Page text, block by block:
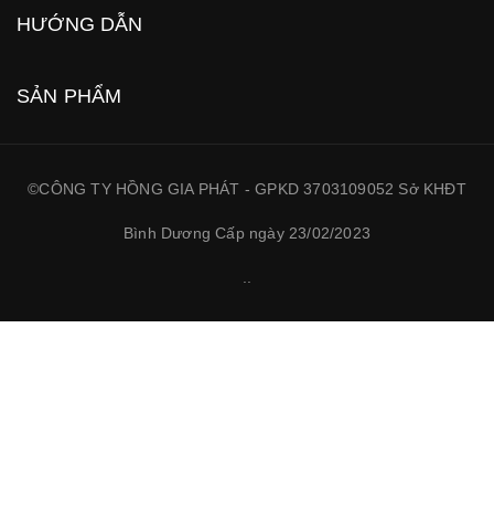
HƯỚNG DẪN
SẢN PHẨM
©CÔNG TY HỒNG GIA PHÁT - GPKD 3703109052 Sở KHĐT
Bình Dương Cấp ngày 23/02/2023
..